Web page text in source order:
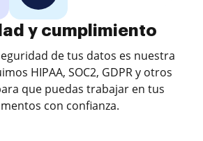
y cumplimiento
de tus datos es nuestra
HIPAA, SOC2, GDPR y otros
que puedas trabajar en tus
con confianza.